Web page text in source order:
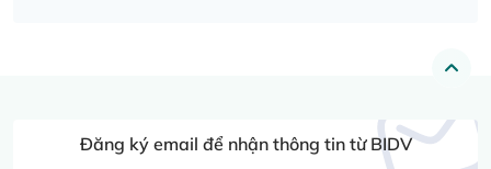
Đăng ký email để nhận thông tin từ BIDV